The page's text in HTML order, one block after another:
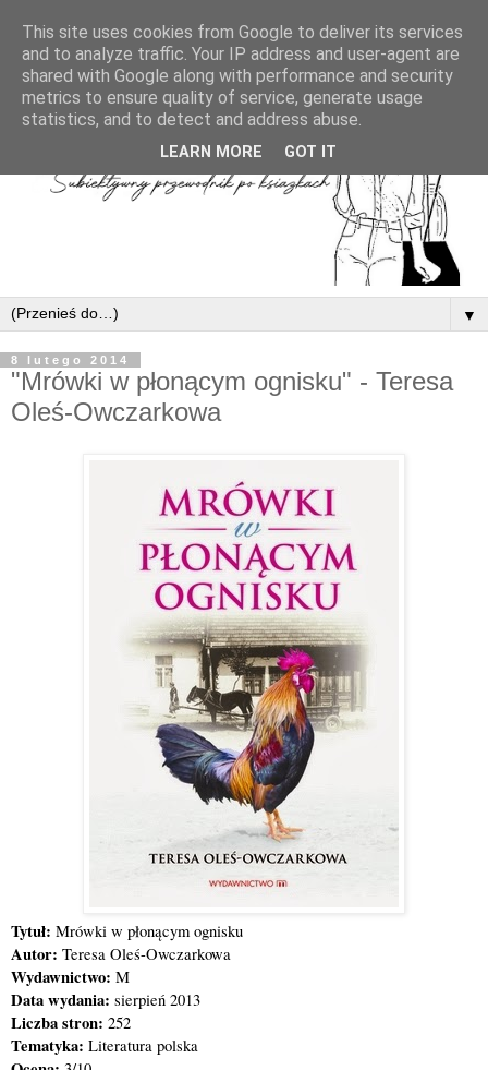
▼
8 lutego 2014
"Mrówki w płonącym ognisku" - Teresa
Oleś-Owczarkowa
Tytuł: Mrówki w płonącym ognisku
Autor: Teresa Oleś-Owczarkowa
Wydawnictwo: M
Data wydania: sierpień 2013
Liczba stron: 252
Tematyka: Literatura polska
This site uses cookies from Google to deliver its services
and to analyze traffic. Your IP address and user-agent are
shared with Google along with performance and security
metrics to ensure quality of service, generate usage
statistics, and to detect and address abuse.
LEARN MORE GOT IT